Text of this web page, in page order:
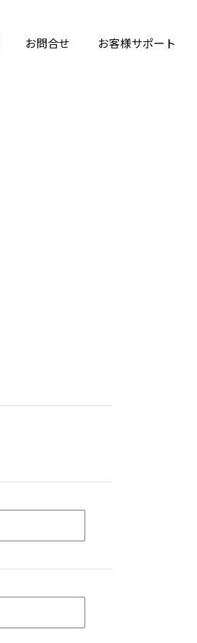
お問合せ お客様サポート